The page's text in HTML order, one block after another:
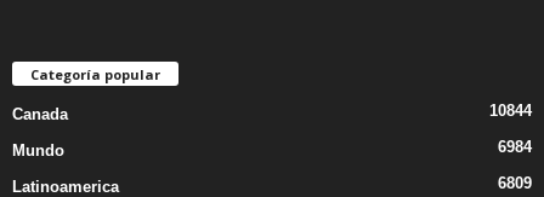
Categoría popular
Canada 10844
Mundo 6984
Latinoamerica 6809